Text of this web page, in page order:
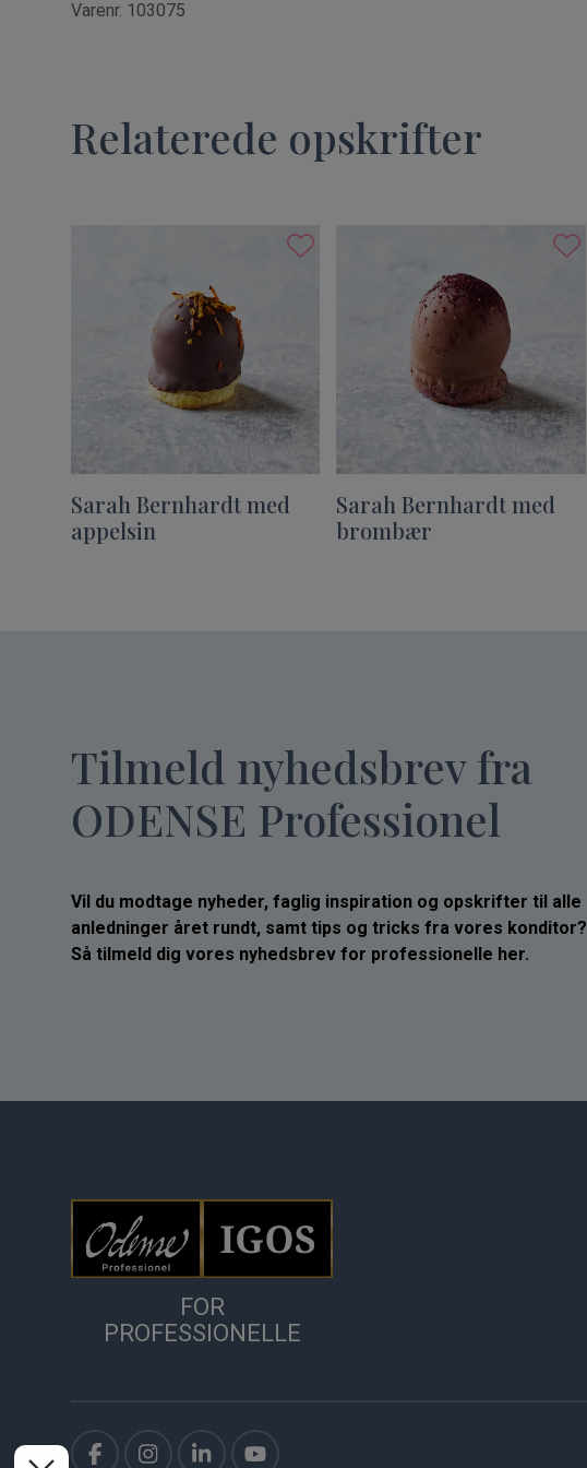
Varenr. 103075
Relaterede opskrifter
Sarah Bernhardt med
appelsin
Sarah Bernhardt med
brombær
Tilmeld nyhedsbrev fra
ODENSE Professionel
Vil du modtage nyheder, faglig inspiration og opskrifter til alle
anledninger året rundt, samt tips og tricks fra vores konditor?
Så tilmeld dig vores nyhedsbrev for professionelle her.
FOR
PROFESSIONELLE